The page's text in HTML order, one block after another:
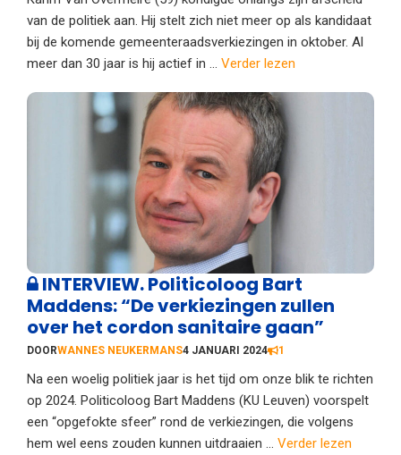
van de politiek aan. Hij stelt zich niet meer op als kandidaat
bij de komende gemeenteraadsverkiezingen in oktober. Al
meer dan 30 jaar is hij actief in ... Verder lezen
INTERVIEW. Politicoloog Bart
Maddens: “De verkiezingen zullen
over het cordon sanitaire gaan”
DOORWANNES NEUKERMANS4 JANUARI 2024 1
Na een woelig politiek jaar is het tijd om onze blik te richten
op 2024. Politicoloog Bart Maddens (KU Leuven) voorspelt
een “opgefokte sfeer” rond de verkiezingen, die volgens
hem wel eens zouden kunnen uitdraaien ... Verder lezen